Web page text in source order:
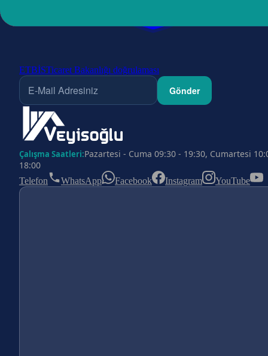
ETBİSTicaret Bakanlığı doğrulaması
Gönder
Çalışma Saatleri:Pazartesi - Cuma 09:30 - 19:30, Cumartesi
18:00
Telefon WhatsApp Facebook Instagram YouTube